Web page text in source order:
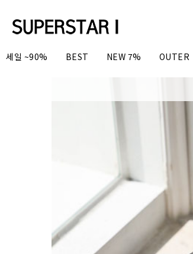
세일 ~90% BEST NEW 7% OUTER